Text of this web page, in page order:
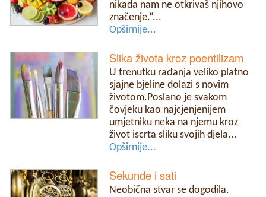
nikada nam ne otkrivaš njihovo
značenje.“...
Opširnije...
Slika života kroz poentilizam
U trenutku rađanja veliko platno
sjajne bjeline dolazi s novim
životom.Poslano je svakom
čovjeku kao najcjenjenijem
umjetniku neka na njemu kroz
život iscrta sliku svojih djela...
Opširnije...
Sekunde i sati
Neobična stvar se dogodila.